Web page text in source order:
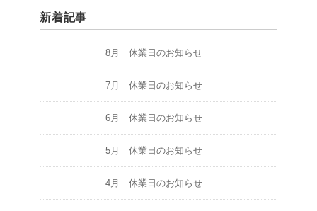
新着記事
8月 休業日のお知らせ
7月 休業日のお知らせ
6月 休業日のお知らせ
5月 休業日のお知らせ
4月 休業日のお知らせ